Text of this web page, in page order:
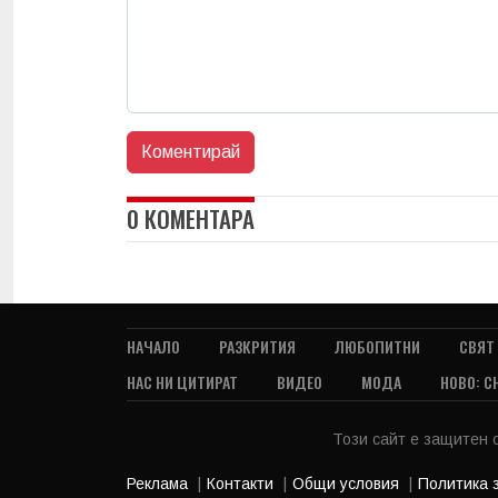
0 КОМЕНТАРА
НАЧАЛО РАЗКРИТИЯ ЛЮБОПИТНИ
СВЯТ
НАС НИ ЦИТИРАТ
ВИДЕО МОДА НОВО:
Този сайт е защитен
Реклама Контакти Общи условия Политика